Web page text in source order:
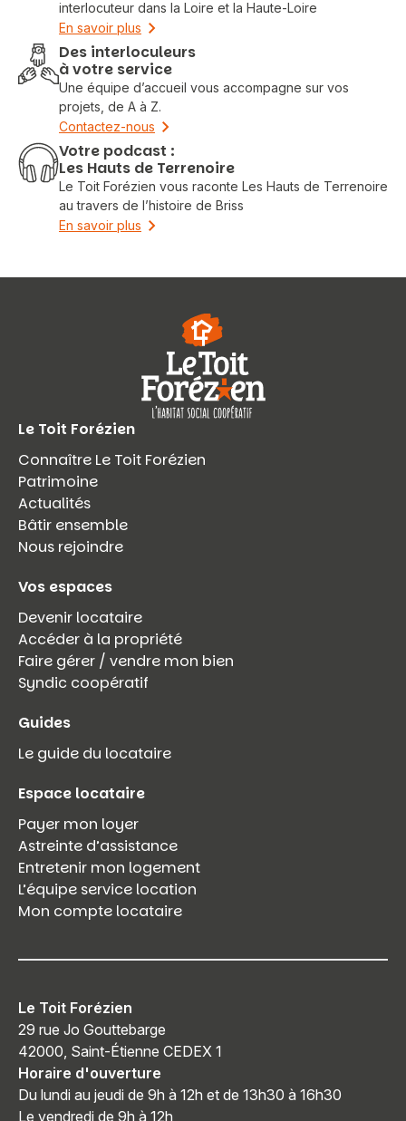
interlocuteur dans la Loire et la Haute-Loire
En savoir plus
Des interloculeurs
à votre service
Une équipe d’accueil vous accompagne sur vos
projets, de A à Z.
Contactez-nous
Votre podcast :
Les Hauts de Terrenoire
Le Toit Forézien vous raconte Les Hauts de Terrenoire
au travers de l’histoire de Briss
En savoir plus
Le Toit Forézien
Connaître Le Toit Forézien
Patrimoine
Actualités
Bâtir ensemble
Nous rejoindre
Vos espaces
Devenir locataire
Accéder à la propriété
Faire gérer / vendre mon bien
Syndic coopératif
Guides
Le guide du locataire
Espace locataire
Payer mon loyer
Astreinte d’assistance
Entretenir mon logement
L’équipe service location
Mon compte locataire
Le Toit Forézien
29 rue Jo Gouttebarge
42000, Saint-Étienne CEDEX 1
Horaire d'ouverture
Du lundi au jeudi de 9h à 12h et de 13h30 à 16h30
Le vendredi de 9h à 12h